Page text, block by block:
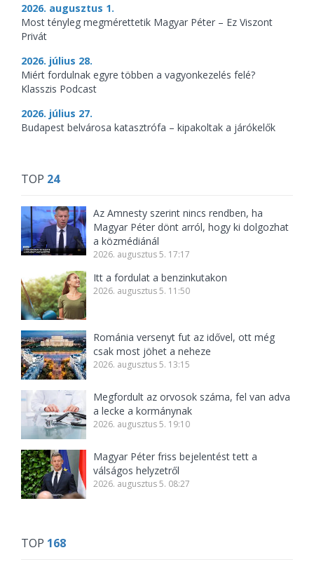
2026. augusztus 1.
Most tényleg megmérettetik Magyar Péter – Ez Viszont
Privát
2026. július 28.
Miért fordulnak egyre többen a vagyonkezelés felé?
Klasszis Podcast
2026. július 27.
Budapest belvárosa katasztrófa – kipakoltak a járókelők
TOP 24
Az Amnesty szerint nincs rendben, ha
Magyar Péter dönt arról, hogy ki dolgozhat
a közmédiánál
2026. augusztus 5. 17:17
Itt a fordulat a benzinkutakon
2026. augusztus 5. 11:50
Románia versenyt fut az idővel, ott még
csak most jöhet a neheze
2026. augusztus 5. 13:15
Megfordult az orvosok száma, fel van adva
a lecke a kormánynak
2026. augusztus 5. 19:10
Magyar Péter friss bejelentést tett a
válságos helyzetről
2026. augusztus 5. 08:27
TOP 168